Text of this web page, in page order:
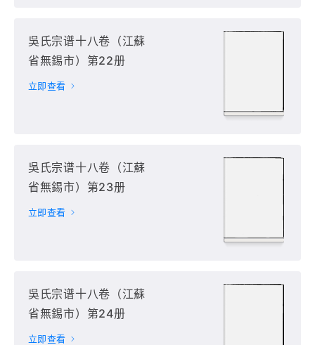
吳氏宗谱十八卷（江蘇
省無錫市）第22册
立即查看
吳氏宗谱十八卷（江蘇
省無錫市）第23册
立即查看
吳氏宗谱十八卷（江蘇
省無錫市）第24册
立即查看